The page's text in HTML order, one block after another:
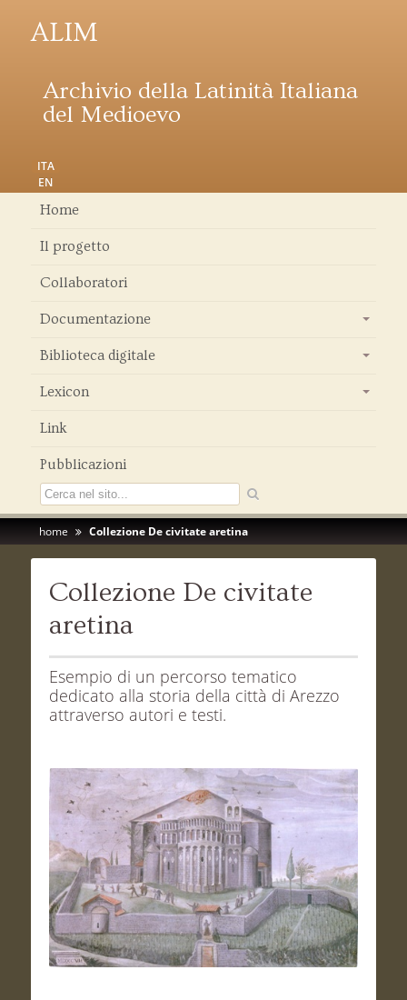
ALIM
Archivio della Latinità Italiana
del Medioevo
ITA
EN
Home
Il progetto
Collaboratori
Documentazione
Biblioteca digitale
Lexicon
Link
Pubblicazioni
home Collezione De civitate aretina
Collezione De civitate
aretina
Esempio di un percorso tematico
dedicato alla storia della città di Arezzo
attraverso autori e testi.